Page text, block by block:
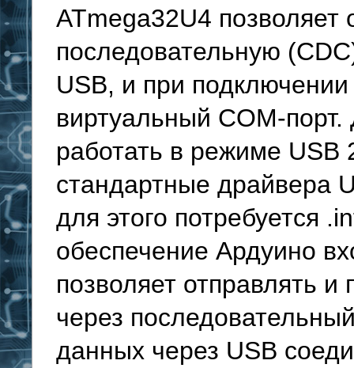
ATmega32U4 позволяет
последовательную
USB, и при подключении
виртуальный COM-
работать в режиме USB
стандартные драйвера
для этого потребуется
обеспечение Ардуино
позволяет отправлять
через
данных через USB